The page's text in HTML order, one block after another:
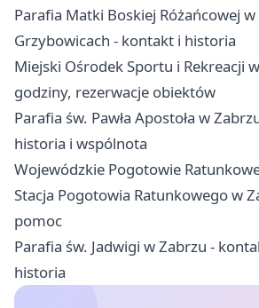
Parafia Matki Boskiej Różańcowej
Grzybowicach - kontakt i historia
Miejski Ośrodek Sportu i Rekreacji
godziny, rezerwacje obiektów
Parafia św. Pawła Apostoła w
historia i wspólnota
Wojewódzkie Pogotowie
Stacja Pogotowia Ratunkowego w
pomoc
Parafia św. Jadwigi w Zabrzu -
historia